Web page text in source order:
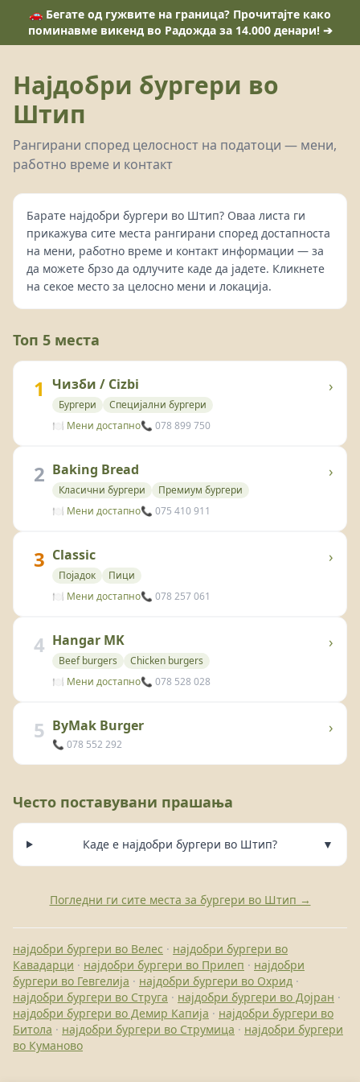
🚗 Бегате од гужвите на граница? Прочитајте како
поминавме викенд во Радожда за 14.000 денари! ➔
Најдобри бургери во
Штип
Рангирани според целосност на податоци — мени,
работно време и контакт
Барате најдобри бургери во Штип? Оваа листа ги
прикажува сите места рангирани според достапноста
на мени, работно време и контакт информации — за
да можете брзо да одлучите каде да јадете. Кликнете
на секое место за целосно мени и локација.
Топ 5 места
1 Чизби / Cizbi
Бургери
Специјални бургери
🍽️ Мени достапно📞 078 899 750
›
2 Baking Bread
Класични бургери
Премиум бургери
🍽️ Мени достапно📞 075 410 911
›
3 Classic
Појадок
Пици
🍽️ Мени достапно📞 078 257 061
›
4 Hangar MK
Beef burgers
Chicken burgers
🍽️ Мени достапно📞 078 528 028
›
5 ByMak Burger
📞 078 552 292
›
Често поставувани прашања
Каде е најдобри бургери во Штип? ▼
Погледни ги сите места за бургери во Штип →
најдобри бургери во Велес · најдобри бургери во
Кавадарци · најдобри бургери во Прилеп · најдобри
бургери во Гевгелија · најдобри бургери во Охрид ·
најдобри бургери во Струга · најдобри бургери во Дојран ·
најдобри бургери во Демир Капија · најдобри бургери во
Битола · најдобри бургери во Струмица · најдобри бургери
во Куманово